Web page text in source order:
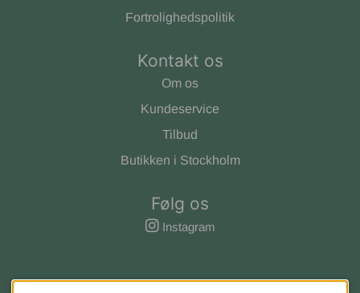
Fortrolighedspolitik
Kontakt os
Om os
Kundeservice
Tilbud
Butikken i Stockholm
Følg os
Instagram